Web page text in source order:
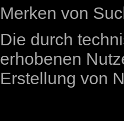
Merken von
Die durch
erhobenen
Erstellung von